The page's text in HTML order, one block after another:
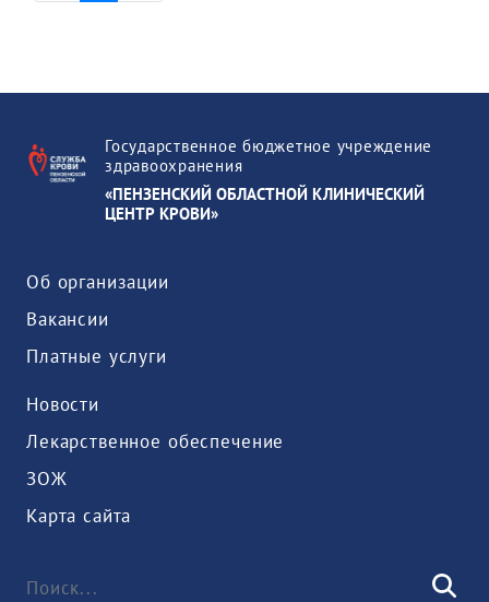
Государственное бюджетное учреждение
здравоохранения
«ПЕНЗЕНСКИЙ ОБЛАСТНОЙ КЛИНИЧЕСКИЙ
ЦЕНТР КРОВИ»
Об организации
Вакансии
Платные услуги
Новости
Лекарственное обеспечение
ЗОЖ
Карта сайта